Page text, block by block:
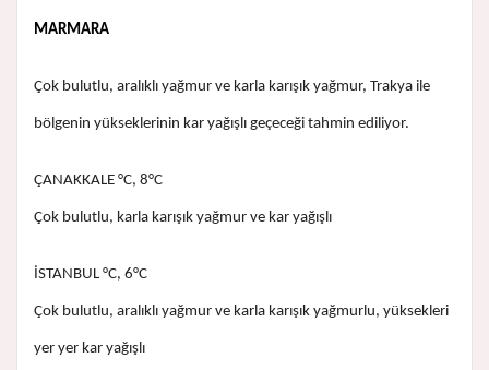
MARMARA
Çok bulutlu, aralıklı yağmur ve karla karışık yağmur, Trakya ile
bölgenin yükseklerinin kar yağışlı geçeceği tahmin ediliyor.
ÇANAKKALE °C, 8°C
Çok bulutlu, karla karışık yağmur ve kar yağışlı
İSTANBUL °C, 6°C
Çok bulutlu, aralıklı yağmur ve karla karışık yağmurlu, yüksekleri
yer yer kar yağışlı